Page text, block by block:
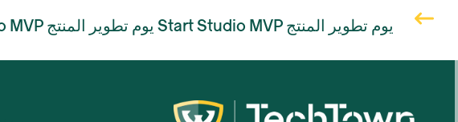
يوم تطوير المنتج Start Studio MVP يوم تطوير المنتج Start Studio MVP